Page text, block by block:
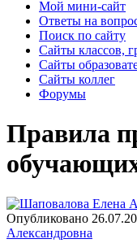
Мой мини-сайт
Ответы на
Поиск по сайту
Сайты классов,
Сайты
Сайты коллег
Форумы
Правила
Опубликовано
Александровна